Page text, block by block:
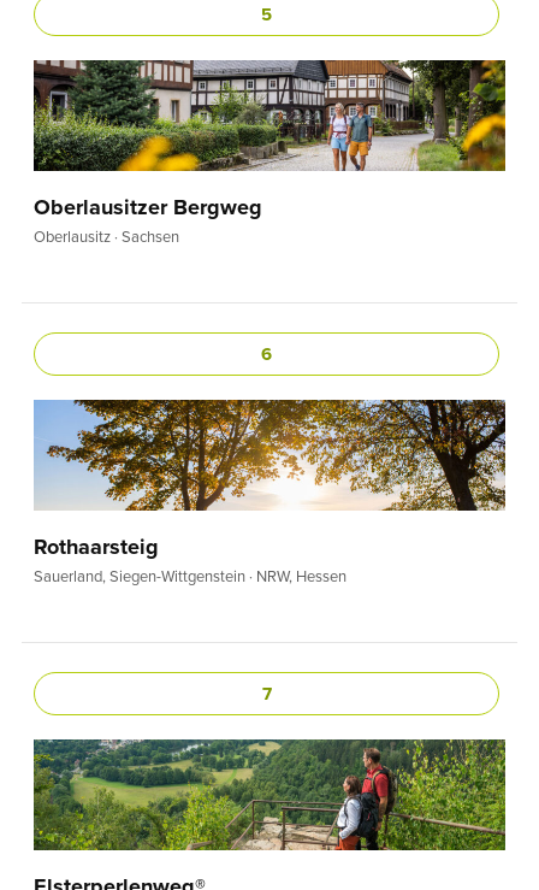
5
Oberlausitzer Bergweg
Oberlausitz · Sachsen
6
Rothaarsteig
Sauerland, Siegen-Wittgenstein · NRW, Hessen
7